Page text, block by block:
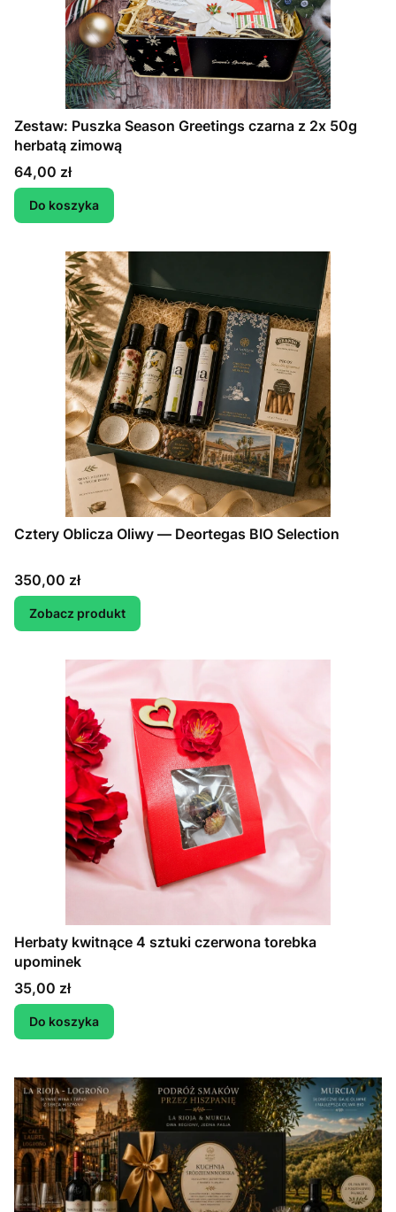
Zestaw: Puszka Season Greetings czarna z 2x 50g
herbatą zimową
Cena
64,00 zł
Do koszyka
Cztery Oblicza Oliwy — Deortegas BIO Selection
Cena
350,00 zł
Zobacz produkt
Herbaty kwitnące 4 sztuki czerwona torebka
upominek
Cena
35,00 zł
Do koszyka